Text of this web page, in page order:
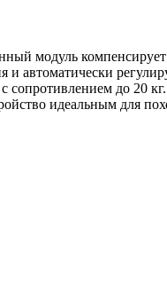
модуль
автоматически
до 20
идеальным для